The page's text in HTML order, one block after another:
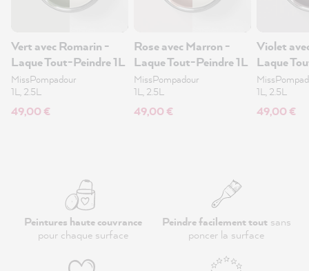
Vert avec Romarin -
Laque Tout-Peindre 1L
MissPompadour
1L, 2.5L
49,00 €
Rose avec Marron -
Laque Tout-Peindre 1L
MissPompadour
1L, 2.5L
49,00 €
Violet
Laque
1L, 2.5L
49,00 €
Peintures haute couvrance
pour chaque surface
Peindre facilement toutsans
poncer la surface